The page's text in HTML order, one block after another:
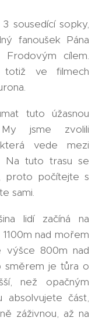
sousedící sopky,
fanoušek Pána
cílem.
totiž ve filmech
tuto úžasnou
jsme zvolili
která vede mezi
Na tuto trasu se
proto počítejte s
sami.
lidí začíná na
nad mořem
výšce 800m nad
směrem je tůra o
než opačným
část,
záživnou, až na